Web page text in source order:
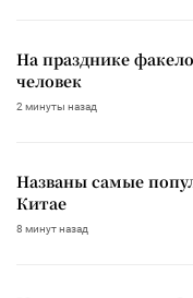
На празднике
человек
2 минуты назад
Названы самые
Китае
8 минут назад